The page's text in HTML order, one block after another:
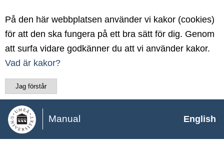
På den här webbplatsen använder vi kakor (cookies)
för att den ska fungera på ett bra sätt för dig. Genom
att surfa vidare godkänner du att vi använder kakor.
Vad är kakor?
Jag förstår
Manual English